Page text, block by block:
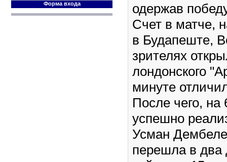
Форма входа
одержав
Счет в матче,
в Будапеште,
зрителях
лондонского
минуте
После чего, на
успешно
Усман
перешла в два